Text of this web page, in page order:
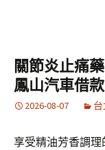
關節炎止痛
鳳山汽車借款
2026-08-07
享受精油芳香調